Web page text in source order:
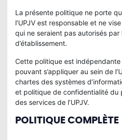
La présente politique ne porte
l’UPJV est responsable et ne
qui ne seraient pas autorisés par
d’établissement.
Cette politique est
pouvant s’appliquer au sein de
chartes des systèmes
et politique de confidentialité du
des services de l’UPJV.
POLITIQUE COMPLÈTE